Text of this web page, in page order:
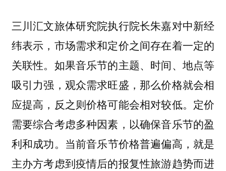
三川汇文旅体研究院执行院长朱嘉对中新经
纬表示，市场需求和定价之间存在着一定的
关联性。如果音乐节的主题、时间、地点等
吸引力强，观众需求旺盛，那么价格就会相
应提高，反之则价格可能会相对较低。定价
需要综合考虑多种因素，以确保音乐节的盈
利和成功。 当前音乐节价格普遍偏高，就是
主办方考虑到疫情后的报复性旅游趋势而进